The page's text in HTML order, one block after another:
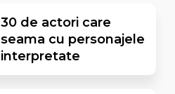
30 de actori care
seama cu personajele
interpretate